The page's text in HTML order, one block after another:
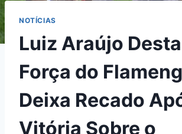
NOTÍCIAS
Luiz Araújo
Força do
Deixa Recado
Vitória Sobre o